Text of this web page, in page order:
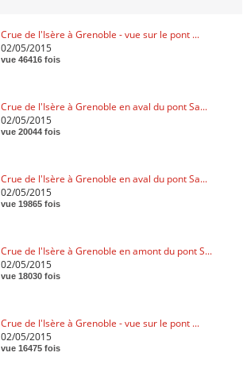
Crue de l'Isère à Grenoble - vue sur le pont ...
02/05/2015
vue 46416 fois
Crue de l'Isère à Grenoble en aval du pont Sa...
02/05/2015
vue 20044 fois
Crue de l'Isère à Grenoble en aval du pont Sa...
02/05/2015
vue 19865 fois
Crue de l'Isère à Grenoble en amont du pont S...
02/05/2015
vue 18030 fois
Crue de l'Isère à Grenoble - vue sur le pont ...
02/05/2015
vue 16475 fois